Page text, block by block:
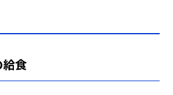
給食